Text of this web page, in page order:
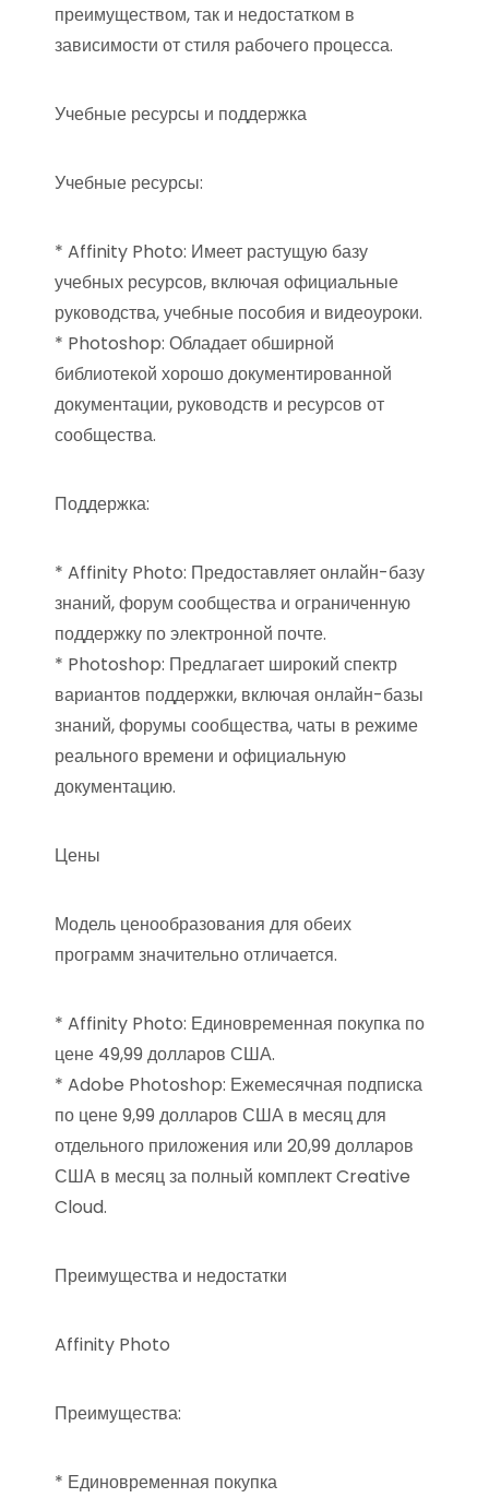
преимуществом, так и недостатком в
зависимости от стиля рабочего процесса.
Учебные ресурсы и поддержка
Учебные ресурсы:
* Affinity Photo: Имеет растущую базу
учебных ресурсов, включая официальные
руководства, учебные пособия и видеоуроки.
* Photoshop: Обладает обширной
библиотекой хорошо документированной
документации, руководств и ресурсов от
сообщества.
Поддержка:
* Affinity Photo: Предоставляет онлайн-базу
знаний, форум сообщества и ограниченную
поддержку по электронной почте.
* Photoshop: Предлагает широкий спектр
вариантов поддержки, включая онлайн-базы
знаний, форумы сообщества, чаты в режиме
реального времени и официальную
документацию.
Цены
Модель ценообразования для обеих
программ значительно отличается.
* Affinity Photo: Единовременная покупка по
цене 49,99 долларов США.
* Adobe Photoshop: Ежемесячная подписка
по цене 9,99 долларов США в месяц для
отдельного приложения или 20,99 долларов
США в месяц за полный комплект Creative
Cloud.
Преимущества и недостатки
Affinity Photo
Преимущества:
* Единовременная покупка